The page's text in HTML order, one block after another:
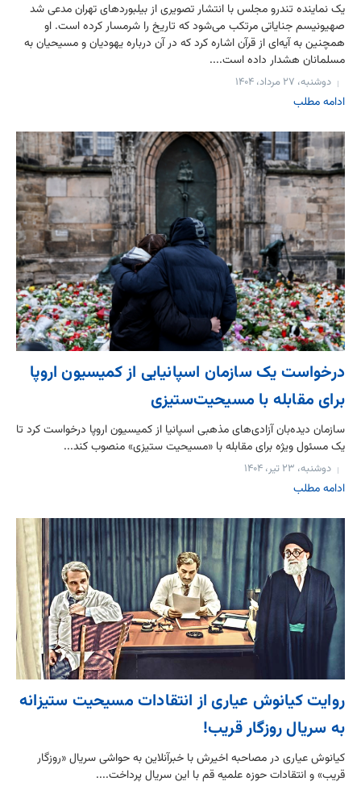
یک نماینده تندرو مجلس با انتشار تصویری از بیلبوردهای تهران مدعی شد
صهیونیسم جنایاتی مرتکب می‌شود که تاریخ را شرمسار کرده است. او
همچنین به آیه‌ای از قرآن اشاره کرد که در آن درباره یهودیان و مسیحیان به
مسلمانان هشدار داده است....
دوشنبه، ۲۷ مرداد، ۱۴۰۴
ادامه مطلب
درخواست یک سازمان اسپانیایی از کمیسیون اروپا
برای مقابله با مسیحیت‌ستیزی
سازمان دیده‌بان آزادی‌های مذهبی اسپانیا از کمیسیون اروپا درخواست کرد تا
یک مسئول ویژه برای مقابله با «مسیحیت ستیزی» منصوب کند...
دوشنبه، ۲۳ تیر، ۱۴۰۴
ادامه مطلب
روایت کیانوش عیاری از انتقادات مسیحیت ستیزانه
به سریال روزگار قریب!
کیانوش عیاری در مصاحبه‌ اخیرش با خبرآنلاین به حواشی سریال «روزگار
قریب» و انتقادات حوزه علمیه قم با این سریال پرداخت....